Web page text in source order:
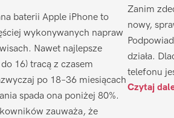
baterii Apple iPhone to
wykonywanych napraw
Nawet najlepsze
16) tracą z czasem
po 18–36 miesiącach
spada ona poniżej 80%.
zauważa, że
Zanim
nowy,
działa.
telefonu
Czytaj